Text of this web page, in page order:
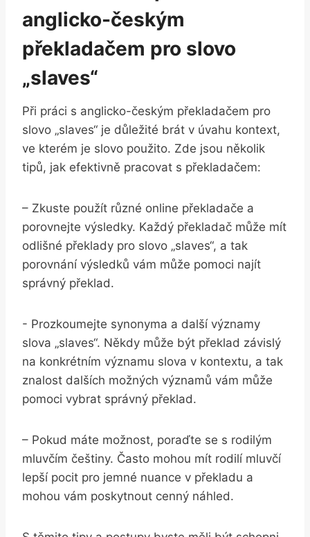
anglicko-českým
překladačem pro⁤ slovo
„slaves“
Při práci s anglicko-českým překladačem ⁣pro
slovo „slaves“ je důležité brát v úvahu kontext,
ve ‍kterém⁢ je slovo použito. Zde jsou několik‍
tipů, jak efektivně pracovat s ⁣překladačem:
– Zkuste použít různé online překladače‌ a
porovnejte výsledky. ⁣Každý překladač může mít
‌odlišné překlady ‌pro slovo „slaves“, ⁣a tak
porovnání výsledků vám může pomoci najít
správný překlad.
-‌ Prozkoumejte synonyma a další významy
slova „slaves“. Někdy může⁤ být překlad závislý
na konkrétním významu slova v kontextu,‌ a tak
znalost dalších možných významů vám může
pomoci vybrat správný překlad.
– Pokud⁣ máte možnost, poraďte se ⁣s rodilým
mluvčím češtiny. Často mohou mít rodilí mluvčí⁣
lepší pocit pro jemné​ nuance v ⁢překladu​ a
mohou⁢ vám poskytnout cenný náhled.